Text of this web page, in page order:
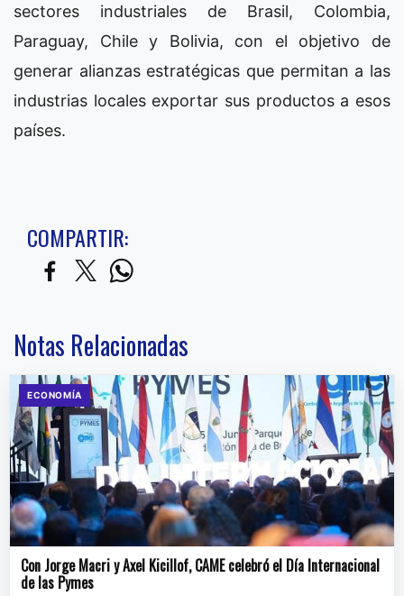
sectores industriales de Brasil, Colombia,
Paraguay, Chile y Bolivia, con el objetivo de
generar alianzas estratégicas que permitan a las
industrias locales exportar sus productos a esos
países.
COMPARTIR:
Notas Relacionadas
ECONOMÍA
Con Jorge Macri y Axel Kicillof, CAME celebró el Día Internacional
de las Pymes